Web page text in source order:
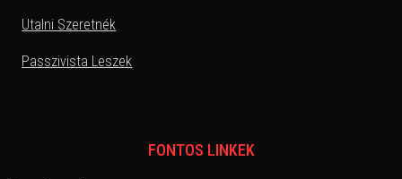
Utalni Szeretnék
Passzivista Leszek
FONTOS LINKEK